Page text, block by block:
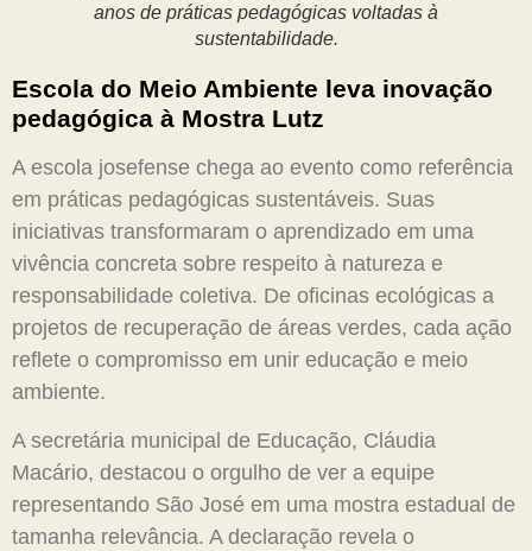
anos de práticas pedagógicas voltadas à
sustentabilidade.
Escola do Meio Ambiente leva inovação
pedagógica à Mostra Lutz
A escola josefense chega ao evento como referência
em práticas pedagógicas sustentáveis. Suas
iniciativas transformaram o aprendizado em uma
vivência concreta sobre respeito à natureza e
responsabilidade coletiva. De oficinas ecológicas a
projetos de recuperação de áreas verdes, cada ação
reflete o compromisso em unir educação e meio
ambiente.
A secretária municipal de Educação, Cláudia
Macário, destacou o orgulho de ver a equipe
representando São José em uma mostra estadual de
tamanha relevância. A declaração revela o